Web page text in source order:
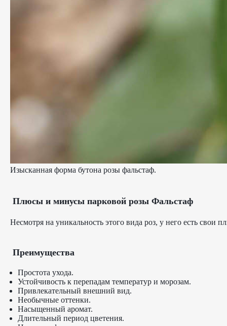
Изысканная форма бутона розы фальстаф.
Плюсы и минусы парковой розы Фальстаф
Несмотря на уникальность этого вида роз, у него есть свои
Преимущества
Простота ухода.
Устойчивость к перепадам температур и морозам.
Привлекательный внешний вид.
Необычные оттенки.
Насыщенный аромат.
Длительный период цветения.